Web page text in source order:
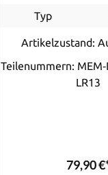
Typ
Artikelzustand:
Teilenummern:
LR13
79,90